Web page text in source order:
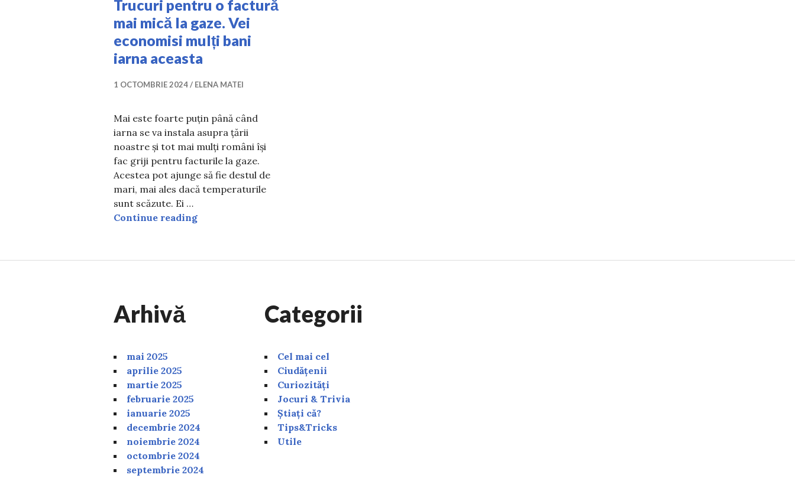
Trucuri pentru o factură
mai mică la gaze. Vei
economisi mulți bani
iarna aceasta
1 OCTOMBRIE 2024 ELENA MATEI
Mai este foarte puțin până când
iarna se va instala asupra țării
noastre și tot mai mulți români își
fac griji pentru facturile la gaze.
Acestea pot ajunge să fie destul de
mari, mai ales dacă temperaturile
sunt scăzute. Ei …
Continue readingTrucuri pentru o factură mai mică la gaze. Vei economisi mulți bani iarna aceasta
Arhivă
mai 2025
aprilie 2025
martie 2025
februarie 2025
ianuarie 2025
decembrie 2024
noiembrie 2024
octombrie 2024
septembrie 2024
Categorii
Cel mai cel
Ciudățenii
Curiozități
Jocuri & Trivia
Știați că?
Tips&Tricks
Utile